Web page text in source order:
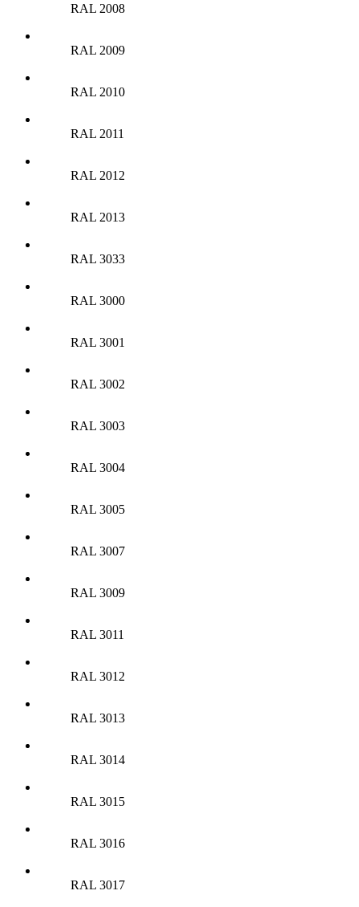
RAL 2008
RAL 2009
RAL 2010
RAL 2011
RAL 2012
RAL 2013
RAL 3033
RAL 3000
RAL 3001
RAL 3002
RAL 3003
RAL 3004
RAL 3005
RAL 3007
RAL 3009
RAL 3011
RAL 3012
RAL 3013
RAL 3014
RAL 3015
RAL 3016
RAL 3017